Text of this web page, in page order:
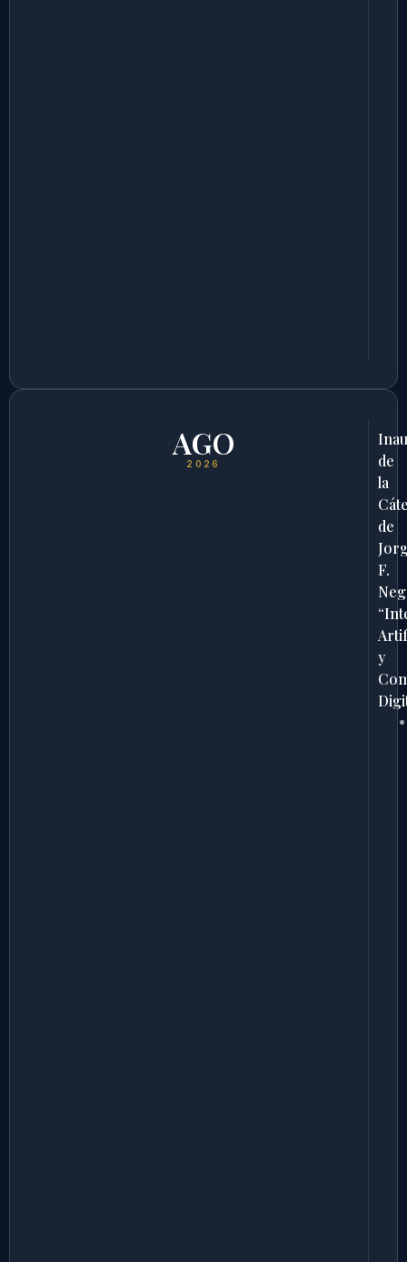
AGO
2026
de
la
de
F.
y